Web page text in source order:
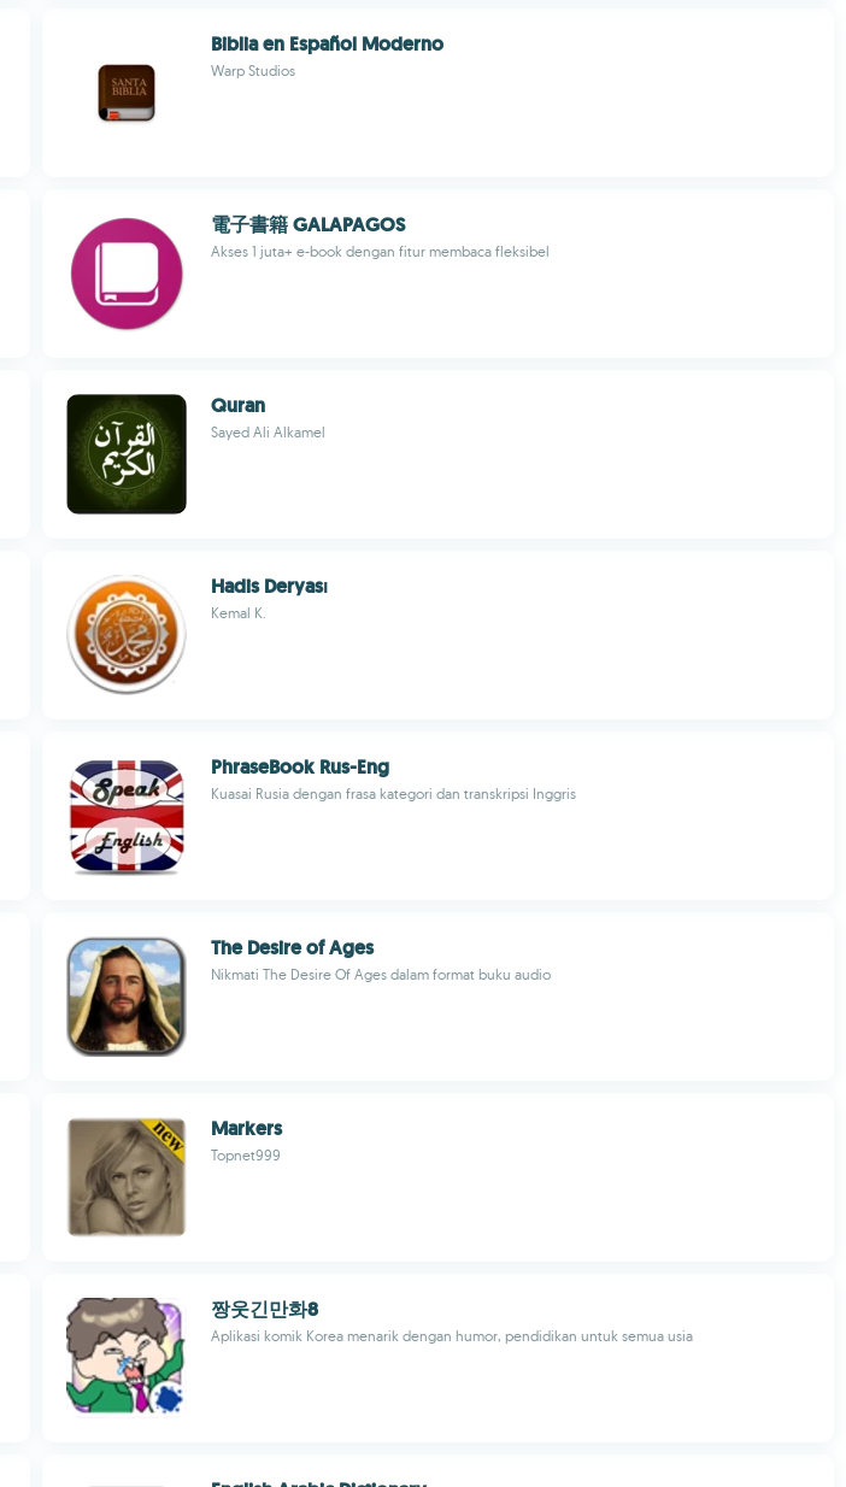
Biblia en Español Moderno
Warp Studios
電子書籍 GALAPAGOS
Akses 1 juta+ e-book dengan fitur membaca fleksibel
Quran
Sayed Ali Alkamel
Hadis Deryası
Kemal K.
PhraseBook Rus-Eng
Kuasai Rusia dengan frasa kategori dan transkripsi Inggris
The Desire of Ages
Nikmati The Desire Of Ages dalam format buku audio
Markers
Topnet999
짱웃긴만화8
Aplikasi komik Korea menarik dengan humor, pendidikan untuk semua usia